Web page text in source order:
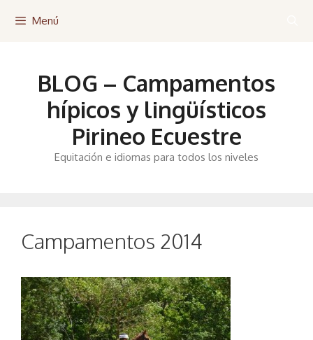
Menú
BLOG – Campamentos
hípicos y lingüísticos
Pirineo Ecuestre
Equitación e idiomas para todos los niveles
Campamentos 2014